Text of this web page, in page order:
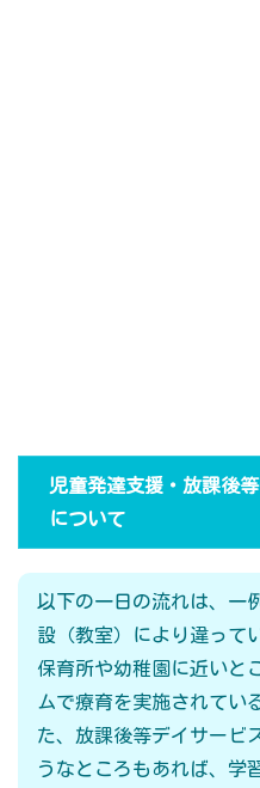
児童発達支援・放課後
について
以下の一日の流れは、一
設（教室）により違って
保育所や幼稚園に近いと
ムで療育を実施されてい
た、放課後等デイサービ
うなところもあれば、学